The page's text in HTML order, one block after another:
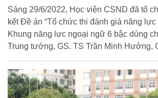
Sáng 29/6/2022, Học viện CSND đã tổ
kết Đề án “Tổ chức thi đánh giá năng
Khung năng lực ngoại ngữ 6 bậc dùng
Trung tướng, GS. TS Trần Minh Hưởng,